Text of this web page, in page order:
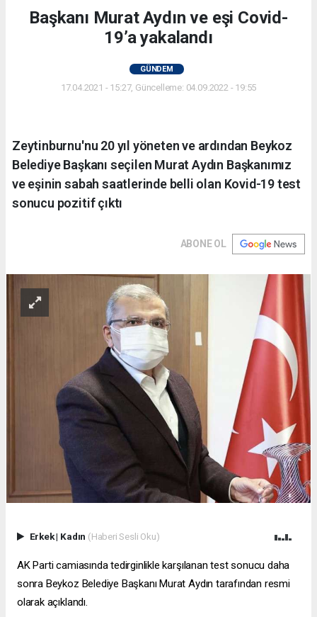
Başkanı Murat Aydın ve eşi Covid-
19’a yakalandı
GÜNDEM
17.04.2021 - 15:27, Güncelleme: 04.09.2022 - 19:55
Zeytinburnu'nu 20 yıl yöneten ve ardından Beykoz
Belediye Başkanı seçilen Murat Aydın Başkanımız
ve eşinin sabah saatlerinde belli olan Kovid-19 test
sonucu pozitif çıktı
ABONE OL
Erkek| Kadın (Haberi Sesli Oku)
AK Parti camiasında tedirginlikle karşılanan test sonucu daha
sonra Beykoz Belediye Başkanı Murat Aydın tarafından resmi
olarak açıklandı.